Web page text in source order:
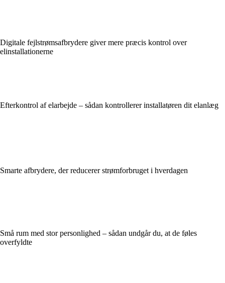
Digitale fejlstrømsafbrydere giver mere præcis kontrol over
elinstallationerne
Efterkontrol af elarbejde – sådan kontrollerer installatøren dit elanlæg
Smarte afbrydere, der reducerer strømforbruget i hverdagen
Små rum med stor personlighed – sådan undgår du, at de føles
overfyldte